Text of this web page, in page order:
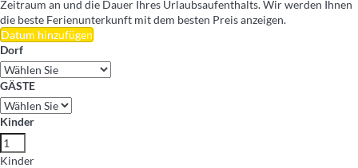
Zeitraum an und die Dauer Ihres Urlaubsaufenthalts. Wir werden Ihnen
die beste Ferienunterkunft mit dem besten Preis anzeigen.
Datum hinzufügen
Dorf
GÄSTE
Kinder
Kinder